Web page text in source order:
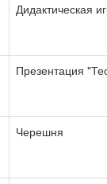
Дидактическая
Презентация
Черешня